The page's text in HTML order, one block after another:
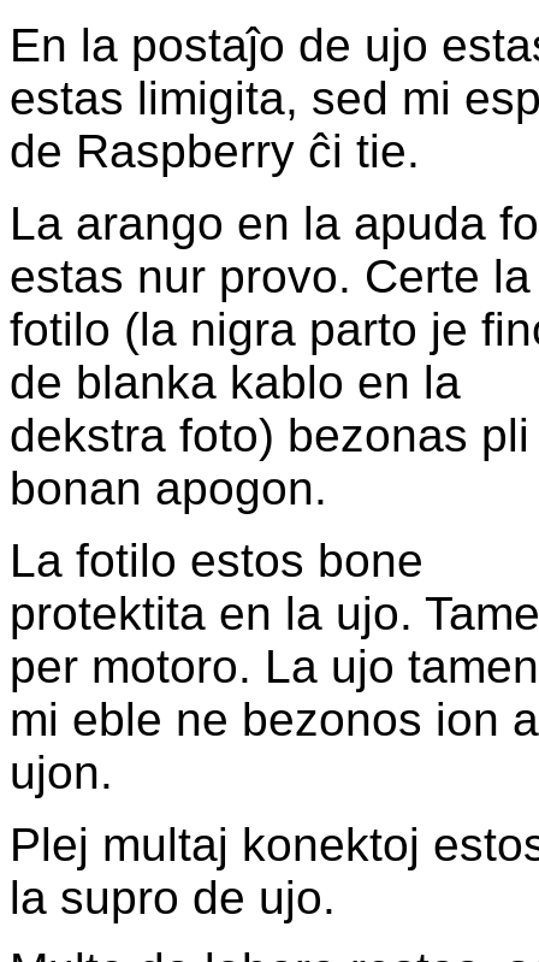
En la postaĵo de ujo
estas limigita, sed mi
de Raspberry ĉi tie.
La arango en la apuda
estas nur provo. Certe la
fotilo (la nigra parto je
de blanka kablo en la
dekstra foto) bezonas pli
bonan apogon.
La fotilo estos bone
protektita en la ujo.
per motoro. La ujo
mi eble ne bezonos ion
ujon.
Plej multaj konektoj
la supro de ujo.